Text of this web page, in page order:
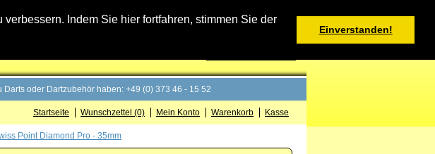
Indem Sie hier fortfahren, stimmen Sie der
Einverstanden!
Warenkorb
oder Dartzubehör haben: +49 (0) 373 46 - 15 52
Startseite Wunschzettel (0) Mein Konto Warenkorb Kasse
Point Diamond Pro - 35mm